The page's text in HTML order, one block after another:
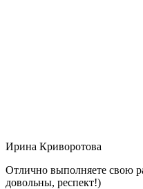
Ирина Криворотова
Отлично выполняете свою
довольны, респект!)